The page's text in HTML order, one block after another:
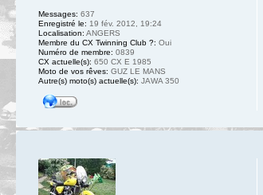
Messages: 637
Enregistré le: 19 fév. 2012, 19:24
Localisation: ANGERS
Membre du CX Twinning Club ?: Oui
Numéro de membre: 0839
CX actuelle(s): 650 CX E 1985
Moto de vos rêves: GUZ LE MANS
Autre(s) moto(s) actuelle(s): JAWA 350